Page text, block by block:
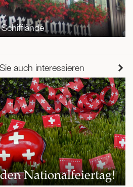
auch interessieren
Nationalfeiertag!